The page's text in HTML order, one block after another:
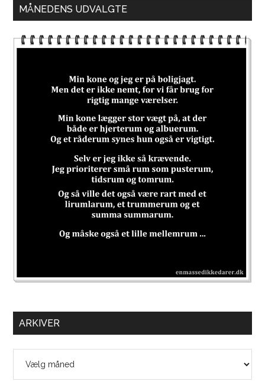
MÅNEDENS UDVALGTE
ARKIVER